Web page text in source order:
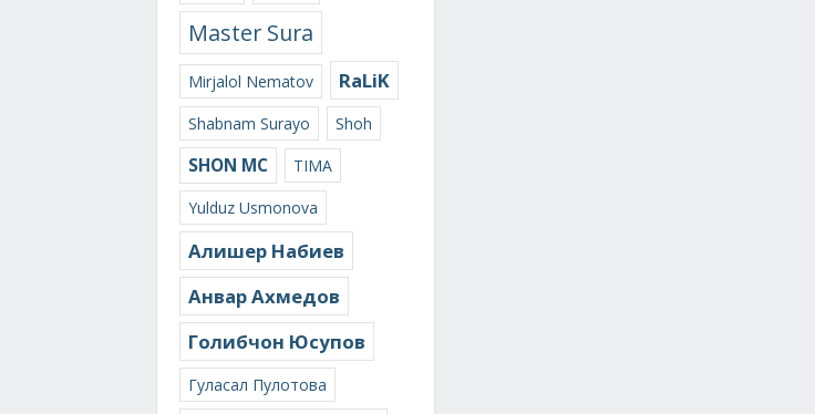
Master Sura
Mirjalol Nematov RaLiK
Shabnam Surayo Shoh
SHON MC
TIMA
Yulduz Usmonova
Алишер Набиев
Анвар Ахмедов
Голибчон Юсупов
Гуласал Пулотова